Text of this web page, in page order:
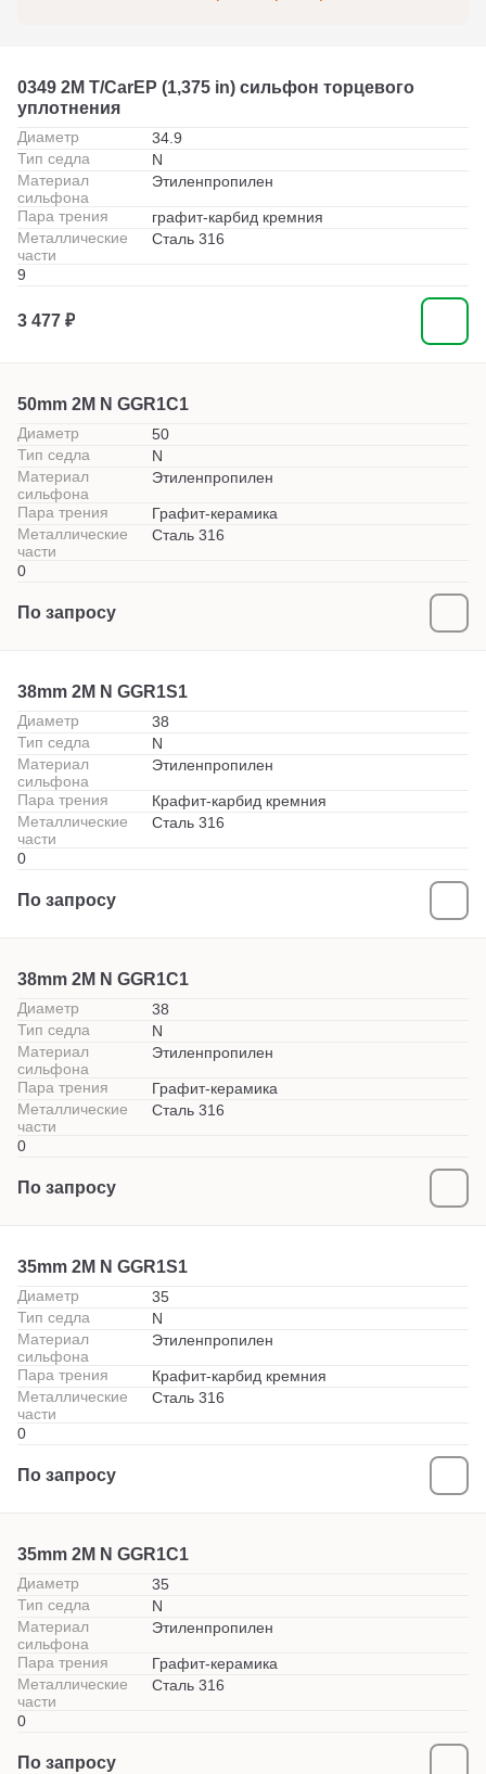
0349 2M T/CarEP (1,375 in) сильфон торцевого
уплотнения
Диаметр
34.9
Тип седла
N
Материал
сильфона
Этиленпропилен
Пара трения
графит-карбид кремния
Металлические
части
Сталь 316
9
3 477 ₽
50mm 2M N GGR1C1
Диаметр
50
Тип седла
N
Материал
сильфона
Этиленпропилен
Пара трения
Графит-керамика
Металлические
части
Сталь 316
0
По запросу
38mm 2M N GGR1S1
Диаметр
38
Тип седла
N
Материал
сильфона
Этиленпропилен
Пара трения
Крафит-карбид кремния
Металлические
части
Сталь 316
0
По запросу
38mm 2M N GGR1C1
Диаметр
38
Тип седла
N
Материал
сильфона
Этиленпропилен
Пара трения
Графит-керамика
Металлические
части
Сталь 316
0
По запросу
35mm 2M N GGR1S1
Диаметр
35
Тип седла
N
Материал
сильфона
Этиленпропилен
Пара трения
Крафит-карбид кремния
Металлические
части
Сталь 316
0
По запросу
35mm 2M N GGR1C1
Диаметр
35
Тип седла
N
Материал
сильфона
Этиленпропилен
Пара трения
Графит-керамика
Металлические
части
Сталь 316
0
По запросу